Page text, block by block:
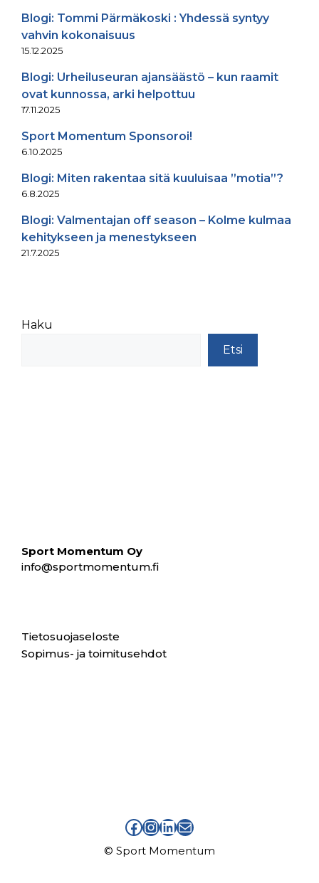
Blogi: Tommi Pärmäkoski : Yhdessä syntyy
vahvin kokonaisuus
15.12.2025
Blogi: Urheiluseuran ajansäästö – kun raamit
ovat kunnossa, arki helpottuu
17.11.2025
Sport Momentum Sponsoroi!
6.10.2025
Blogi: Miten rakentaa sitä kuuluisaa ”motia”?
6.8.2025
Blogi: Valmentajan off season – Kolme kulmaa
kehitykseen ja menestykseen
21.7.2025
Haku
Etsi
Sport Momentum Oy
info@sportmomentum.fi
Tietosuojaseloste
Sopimus- ja toimitusehdot
facebook sport momentum
instagram sport momentum
linkedin sport momentum
sähköpostiosoite info at sportmomentum piste fi
© Sport Momentum